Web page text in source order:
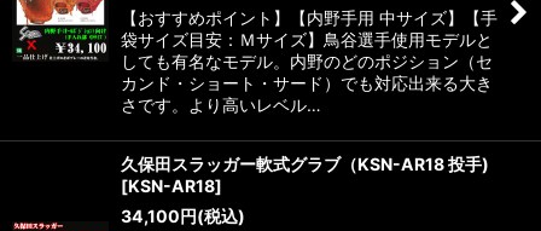
【おすすめポイント】【内野手用 中サイズ】【手
袋サイズ目安：Ｍサイズ】鳥谷選手使用モデルと
しても有名なモデル。内野のどのポジション（セ
カンド・ショート・サード）でも対応出来る大き
さです。より高いレベル…
久保田スラッガー軟式グラブ（KSN-AR18 投手)
[KSN-AR18]
34,100円(税込)